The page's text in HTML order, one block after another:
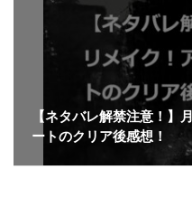
【ネタバレ解禁注意！】
ートのクリア後感想！